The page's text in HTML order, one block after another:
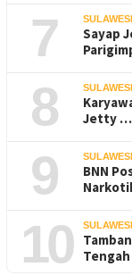
7
Sayap
8
Jetty …
9
BNN
10